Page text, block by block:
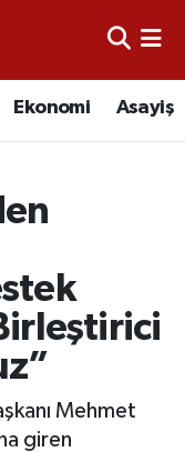
Ekonomi Asayiş
Mehmet
giren
Durumu ve Fikstür